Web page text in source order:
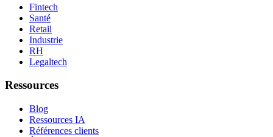
Fintech
Santé
Retail
Industrie
RH
Legaltech
Ressources
Blog
Ressources IA
Références clients